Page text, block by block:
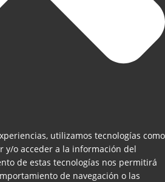
utilizamos tecnologías como
y/o acceder a la información del
de estas tecnologías nos permitirá
de navegación o las